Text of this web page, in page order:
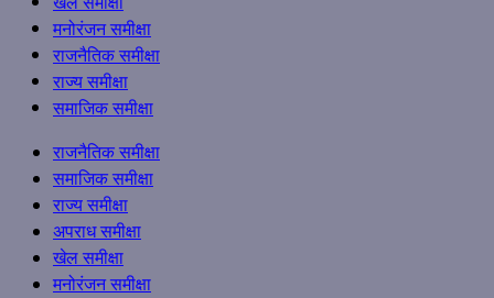
मनोरंजन समीक्षा
राजनैतिक समीक्षा
राज्य समीक्षा
समाजिक समीक्षा
Primary
Menu
राजनैतिक समीक्षा
समाजिक समीक्षा
राज्य समीक्षा
अपराध समीक्षा
खेल समीक्षा
मनोरंजन समीक्षा